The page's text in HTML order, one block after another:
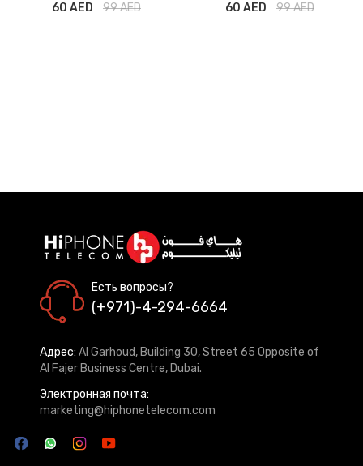
60 AED 99AED 60 AED 99AED
Есть вопросы?
(+971)-4-294-6664
Адрес: Al Garhoud, Building 30, Street 65 Opposite of
Al Fajer Business Centre, Dubai.
Электронная почта:
marketing@hiphonetelecom.com